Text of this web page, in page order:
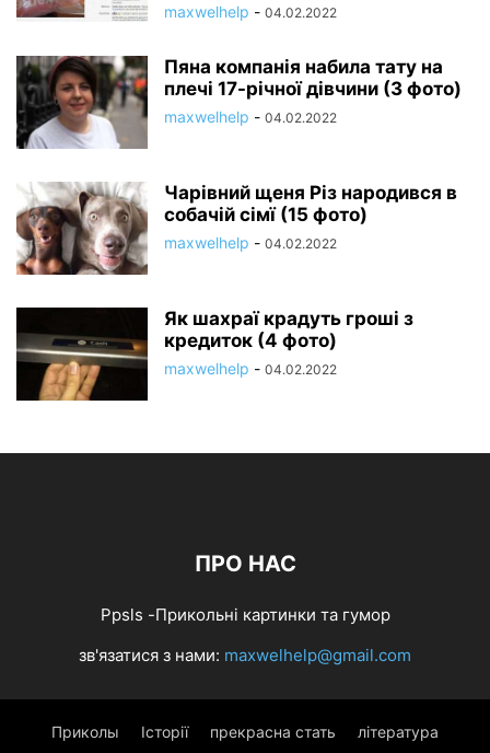
maxwelhelp - 04.02.2022
Пяна компанія набила тату на
плечі 17-річної дівчини (3 фото)
maxwelhelp - 04.02.2022
Чарівний щеня Різ народився в
собачій сімї (15 фото)
maxwelhelp - 04.02.2022
Як шахраї крадуть гроші з
кредиток (4 фото)
maxwelhelp - 04.02.2022
ПРО НАС
Ppsls -Прикольні картинки та гумор
зв'язатися з нами: maxwelhelp@gmail.com
Приколы Історії прекрасна стать література